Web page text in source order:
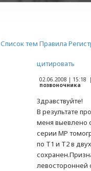
Список тем Правила
цитировать
02.06.2008 | 15:18 |
позвоночника
Здравствуйте!
В результате
меня
серии МР
по Т1 и Т2 в
левосторонней